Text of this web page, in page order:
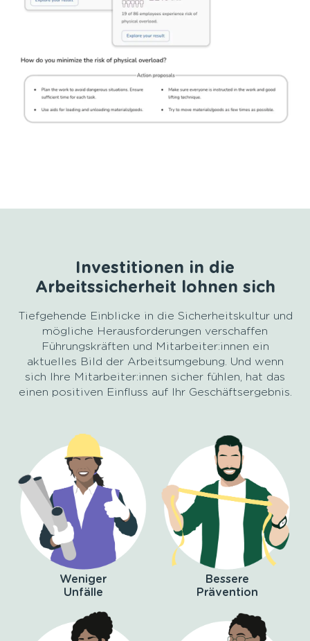
Investitionen in die
Arbeitssicherheit lohnen sich
Tiefgehende Einblicke in die Sicherheitskultur und
mögliche Herausforderungen verschaffen
Führungskräften und Mitarbeiter:innen ein
aktuelles Bild der Arbeitsumgebung. Und wenn
sich Ihre Mitarbeiter:innen sicher fühlen, hat das
einen positiven Einfluss auf Ihr Geschäftsergebnis.
Weniger
Unfälle
Bessere
Prävention